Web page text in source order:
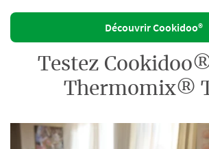
Découvrir Cookidoo®
Testez
Thermomix®